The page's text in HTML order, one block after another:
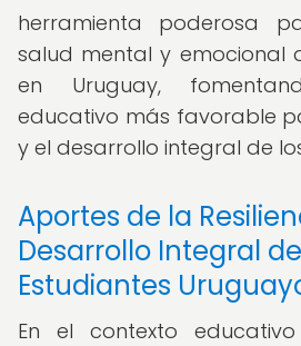
herramienta poderosa
salud mental y emocional
en Uruguay,
educativo más favorable
y el desarrollo integral de
Aportes de la
Desarrollo Integral
Estudiantes
En el contexto